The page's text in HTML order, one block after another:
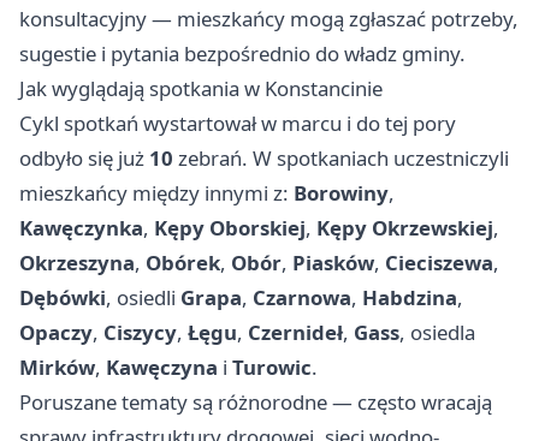
konsultacyjny — mieszkańcy mogą zgłaszać potrzeby,
sugestie i pytania bezpośrednio do władz gminy.
Jak wyglądają spotkania w Konstancinie
Cykl spotkań wystartował w marcu i do tej pory
odbyło się już 10 zebrań. W spotkaniach uczestniczyli
mieszkańcy między innymi z: Borowiny,
Kawęczynka, Kępy Oborskiej, Kępy Okrzewskiej,
Okrzeszyna, Obórek, Obór, Piasków, Cieciszewa,
Dębówki, osiedli Grapa, Czarnowa, Habdzina,
Opaczy, Ciszycy, Łęgu, Czernideł, Gass, osiedla
Mirków, Kawęczyna i Turowic.
Poruszane tematy są różnorodne — często wracają